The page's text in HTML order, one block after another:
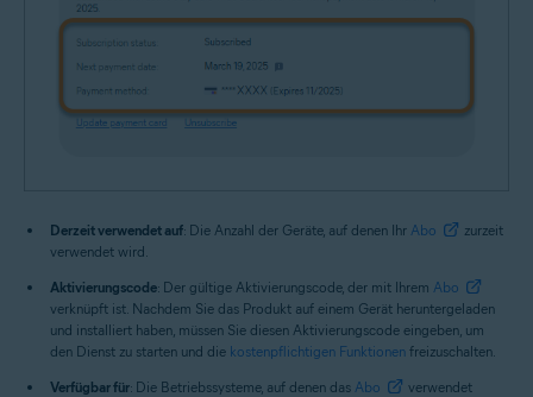
Derzeit verwendet auf: Die Anzahl der Geräte, auf denen Ihr Abo
zurzeit
verwendet wird.
Aktivierungscode: Der gültige Aktivierungscode, der mit Ihrem Abo
verknüpft ist. Nachdem Sie das Produkt auf einem Gerät heruntergeladen
und installiert haben, müssen Sie diesen Aktivierungscode eingeben, um
den Dienst zu starten und die kostenpflichtigen Funktionen freizuschalten.
Verfügbar für: Die Betriebssysteme, auf denen das Abo
verwendet